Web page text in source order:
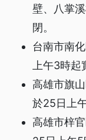
壁、八掌
閉。
台南市南
上午3時起
高雄市旗
於25日上
高雄市梓